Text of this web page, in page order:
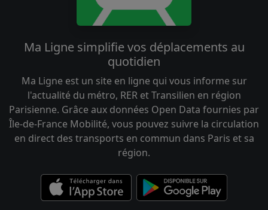
Ma Ligne simplifie vos déplacements au
quotidien
Ma Ligne est un site en ligne qui vous informe sur
l'actualité du métro, RER et Transilien en région
Parisienne. Grâce aux données Open Data fournies par
Île-de-France Mobilité, vous pouvez suivre la circulation
en direct des transports en commun dans Paris et sa
région.